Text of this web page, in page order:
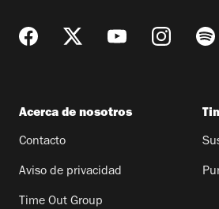
Acerca de nosotros
Contacto
Aviso de privacidad
Time Out Group